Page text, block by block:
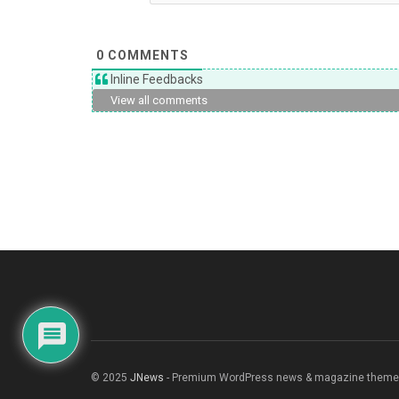
0 COMMENTS
Inline Feedbacks
View all comments
© 2025 JNews - Premium WordPress news & magazine